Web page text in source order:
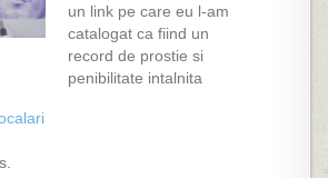
un link pe care eu l-am
catalogat ca fiind un
record de prostie si
penibilitate intalnita